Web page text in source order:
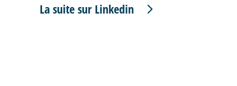
La suite sur Linkedin